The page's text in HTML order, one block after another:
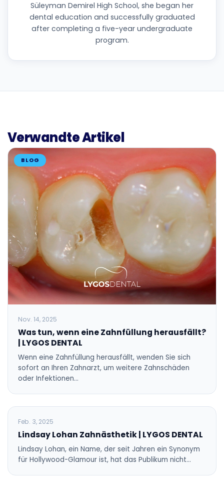
Süleyman Demirel High School, she began her
dental education and successfully graduated
after completing a five-year undergraduate
program.
Verwandte Artikel
BLOG
Nov. 14, 2025
Was tun, wenn eine Zahnfüllung herausfällt?
| LYGOS DENTAL
Wenn eine Zahnfüllung herausfällt, wenden Sie sich
sofort an Ihren Zahnarzt, um weitere Zahnschäden
oder Infektionen…
BLOG
Feb. 3, 2025
Lindsay Lohan Zahnästhetik | LYGOS DENTAL
Lindsay Lohan, ein Name, der seit Jahren ein Synonym
für Hollywood-Glamour ist, hat das Publikum nicht…